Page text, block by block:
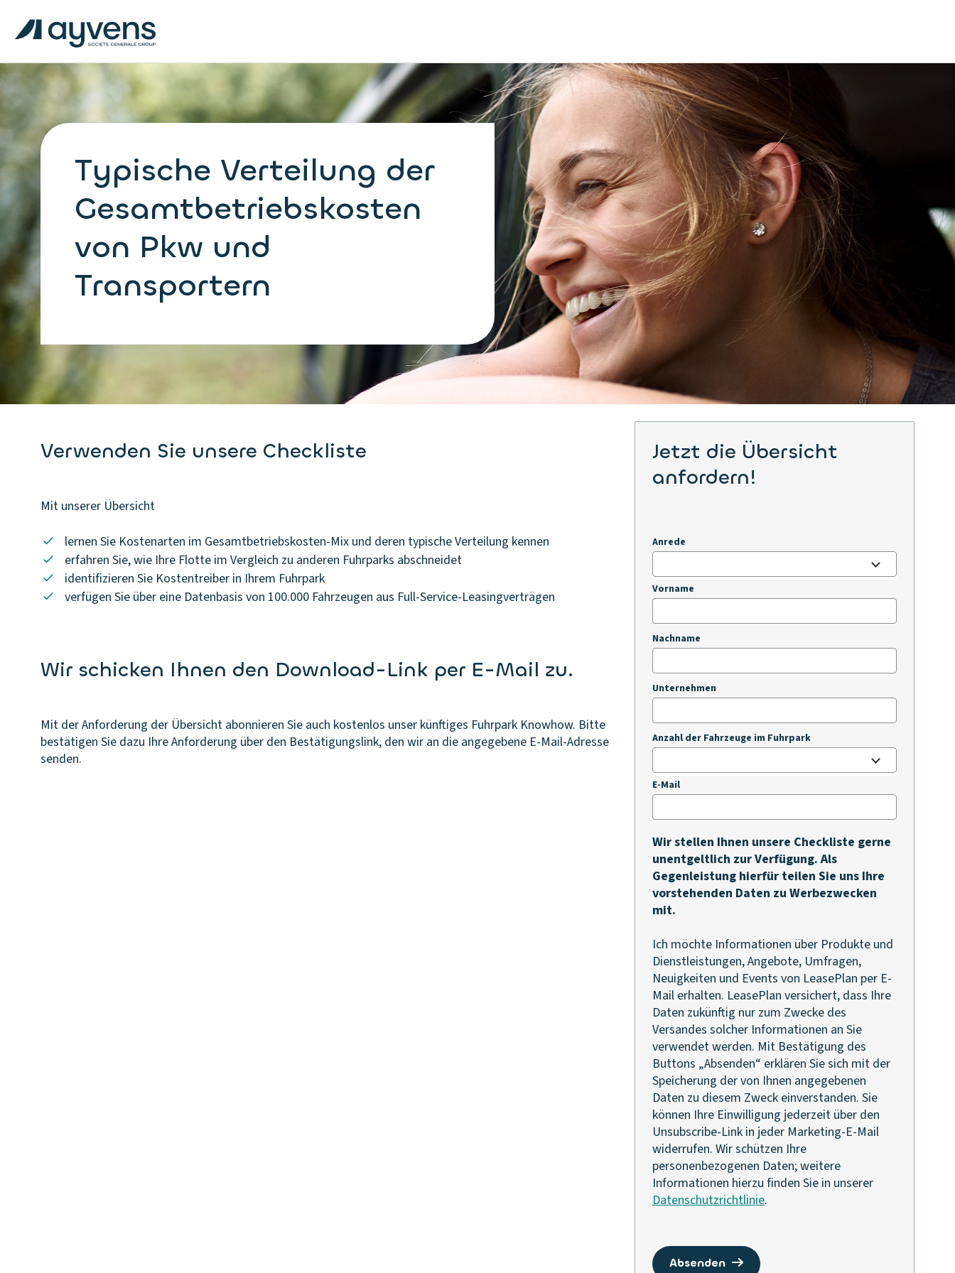
Typische Verteilung der
Gesamtbetriebskosten
von Pkw und
Transportern
Verwenden Sie unsere Checkliste
Mit unserer Übersicht
lernen Sie Kostenarten im Gesamtbetriebskosten-Mix und deren typische Verteilung kennen
erfahren Sie, wie Ihre Flotte im Vergleich zu anderen Fuhrparks abschneidet
identifizieren Sie Kostentreiber in Ihrem Fuhrpark
verfügen Sie über eine Datenbasis von 100.000 Fahrzeugen aus Full-Service-Leasingverträgen
Wir schicken Ihnen den Download-Link per E-Mail zu.
Mit der Anforderung der Übersicht abonnieren Sie auch kostenlos unser künftiges Fuhrpark Knowhow. Bitte
bestätigen Sie dazu Ihre Anforderung über den Bestätigungslink, den wir an die angegebene E-Mail-Adresse
senden.
Jetzt die Übersicht
anfordern!
Anrede
Vorname
Nachname
Unternehmen
Anzahl der Fahrzeuge im Fuhrpark
E-Mail
Wir stellen Ihnen unsere Checkliste gerne
unentgeltlich zur Verfügung. Als
Gegenleistung hierfür teilen Sie uns Ihre
vorstehenden Daten zu Werbezwecken
mit.
Ich möchte Informationen über Produkte und
Dienstleistungen, Angebote, Umfragen,
Neuigkeiten und Events von LeasePlan per E-
Mail erhalten. LeasePlan versichert, dass Ihre
Daten zukünftig nur zum Zwecke des
Versandes solcher Informationen an Sie
verwendet werden. Mit Bestätigung des
Buttons „Absenden“ erklären Sie sich mit der
Speicherung der von Ihnen angegebenen
Daten zu diesem Zweck einverstanden. Sie
können Ihre Einwilligung jederzeit über den
Unsubscribe-Link in jeder Marketing-E-Mail
widerrufen. Wir schützen Ihre
personenbezogenen Daten; weitere
Informationen hierzu finden Sie in unserer
Datenschutzrichtlinie.
absenden